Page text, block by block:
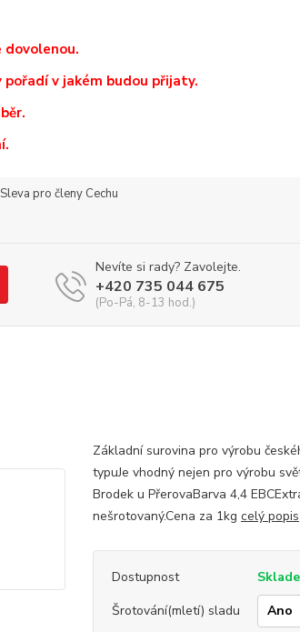
dovolenou.
pořadí v jakém budou přijaty.
Sleva pro členy Cechu
Nevíte si rady? Zavolejte.
+420 735 044 675
(Po-Pá, 8-13 hod.)
Základní surovina pro výrobu
typuJe vhodný nejen pro výrobu
Brodek u PřerovaBarva 4,4
nešrotovaný.Cena za 1kg celý popis
Dostupnost
Šrotování(mletí) sladu